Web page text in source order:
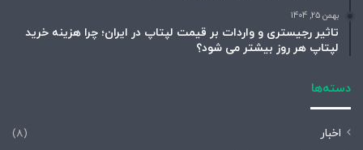
بهمن 25, 1404
تاثیر رجیستری و واردات بر قیمت لپتاپ در ایران؛ چرا هزینه خرید
لپتاپ هر روز بیشتر می شود؟
دسته‌ها
اخبار
(8)